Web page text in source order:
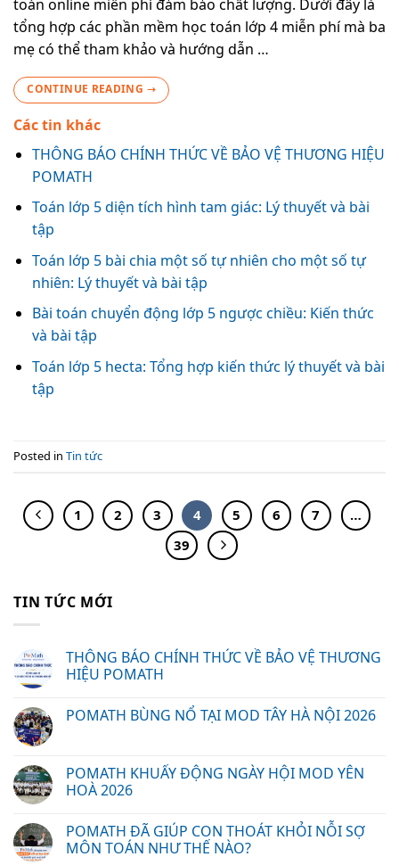
toán online miễn phí đảm bảo chất lượng. Dưới đây là
tổng hợp các phần mềm học toán lớp 4 miễn phí mà ba
mẹ có thể tham khảo và hướng dẫn …
CONTINUE READING →
Các tin khác
THÔNG BÁO CHÍNH THỨC VỀ BẢO VỆ THƯƠNG HIỆU
POMATH
Toán lớp 5 diện tích hình tam giác: Lý thuyết và bài
tập
Toán lớp 5 bài chia một số tự nhiên cho một số tự
nhiên: Lý thuyết và bài tập
Bài toán chuyển động lớp 5 ngược chiều: Kiến thức
và bài tập
Toán lớp 5 hecta: Tổng hợp kiến thức lý thuyết và bài
tập
Posted in Tin tức
1 2 3 4 5 6 7
…
39
TIN TỨC MỚI
THÔNG BÁO CHÍNH THỨC VỀ BẢO VỆ THƯƠNG
HIỆU POMATH
POMATH BÙNG NỔ TẠI MOD TÂY HÀ NỘI 2026
POMATH KHUẤY ĐỘNG NGÀY HỘI MOD YÊN
HOÀ 2026
POMATH ĐÃ GIÚP CON THOÁT KHỎI NỖI SỢ
MÔN TOÁN NHƯ THẾ NÀO?